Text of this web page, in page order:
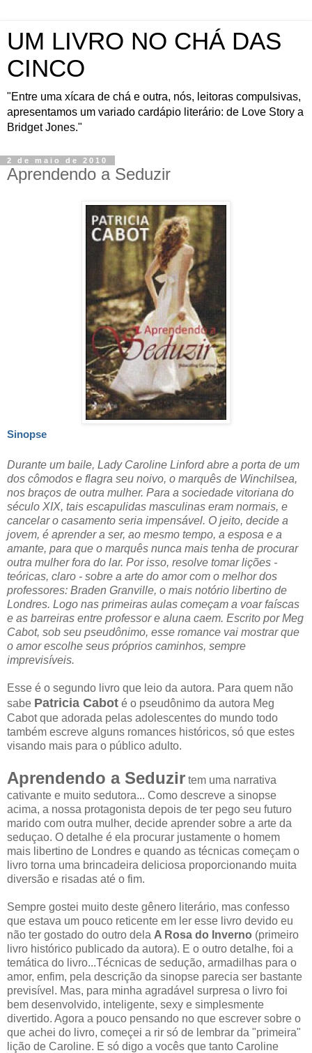
UM LIVRO NO CHÁ DAS
CINCO
"Entre uma xícara de chá e outra, nós, leitoras compulsivas,
apresentamos um variado cardápio literário: de Love Story a
Bridget Jones."
2 de maio de 2010
Aprendendo a Seduzir
Sinopse
Durante um baile, Lady Caroline Linford abre a porta de um
dos cômodos e flagra seu noivo, o marquês de Winchilsea,
nos braços de outra mulher. Para a sociedade vitoriana do
século XIX, tais escapulidas masculinas eram normais, e
cancelar o casamento seria impensável. O jeito, decide a
jovem, é aprender a ser, ao mesmo tempo, a esposa e a
amante, para que o marquês nunca mais tenha de procurar
outra mulher fora do lar. Por isso, resolve tomar lições -
teóricas, claro - sobre a arte do amor com o melhor dos
professores: Braden Granville, o mais notório libertino de
Londres. Logo nas primeiras aulas começam a voar faíscas
e as barreiras entre professor e aluna caem. Escrito por Meg
Cabot, sob seu pseudônimo, esse romance vai mostrar que
o amor escolhe seus próprios caminhos, sempre
imprevisíveis.
Esse é o segundo livro que leio da autora. Para quem não
sabe Patricia Cabot é o pseudônimo da autora Meg
Cabot que adorada pelas adolescentes do mundo todo
também escreve alguns romances históricos, só que estes
visando mais para o público adulto.
Aprendendo a Seduzir tem uma narrativa
cativante e muito sedutora... Como descreve a sinopse
acima, a nossa protagonista depois de ter pego seu futuro
marido com outra mulher, decide aprender sobre a arte da
seduçao. O detalhe é ela procurar justamente o homem
mais libertino de Londres e quando as técnicas começam o
livro torna uma brincadeira deliciosa proporcionando muita
diversão e risadas até o fim.
Sempre gostei muito deste gênero literário, mas confesso
que estava um pouco reticente em ler esse livro devido eu
não ter gostado do outro dela A Rosa do Inverno (primeiro
livro histórico publicado da autora). E o outro detalhe, foi a
temática do livro...Técnicas de sedução, armadilhas para o
amor, enfim, pela descrição da sinopse parecia ser bastante
previsível. Mas, para minha agradável surpresa o livro foi
bem desenvolvido, inteligente, sexy e simplesmente
divertido. Agora a pouco pensando no que escrever sobre o
que achei do livro, começei a rir só de lembrar da "primeira"
lição de Caroline. E só digo a vocês que tanto Caroline